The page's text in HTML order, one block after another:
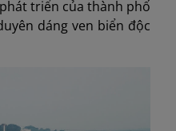
triển của thành phố
dáng ven biển độc